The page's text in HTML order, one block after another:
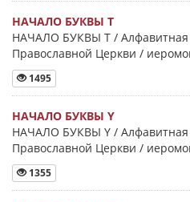
НАЧАЛО БУКВЫ Τ
НАЧАЛО БУКВЫ Τ / Алфавитная
Православной Церкви /
1495
НАЧАЛО БУКВЫ Y
НАЧАЛО БУКВЫ Y / Алфавитная
Православной Церкви /
1355